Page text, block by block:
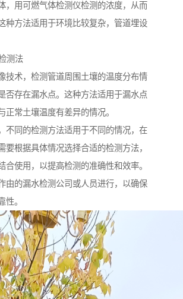
，用可燃气体检测仪检测的浓度，从而
种方法适用于环境比较复杂，管道埋设
测法
技术，检测管道周围土壤的温度分布情
否存在漏水点。这种方法适用于漏水点
正常土壤温度有差异的情况。
不同的检测方法适用于不同的情况，在
要根据具体情况选择合适的检测方法，
合使用，以提高检测的准确性和效率。
由的漏水检测公司或人员进行，以确保
性。